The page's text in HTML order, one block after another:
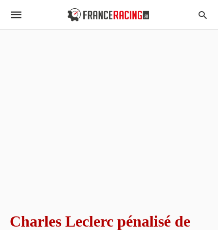
Charles Leclerc pénalisé de